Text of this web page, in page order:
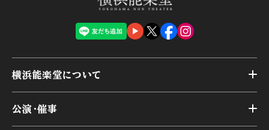
横浜能楽堂について
公演・催事